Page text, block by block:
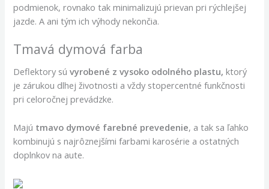
podmienok, rovnako tak minimalizujú prievan pri rýchlejšej
jazde. A ani tým ich výhody nekončia.
Tmavá dymová farba
Deflektory súvyrobené z vysoko odolného plastu, ktorý
je zárukou dlhej životnosti a vždy stopercentné funkčnosti
pri celoročnej prevádzke.
Majú tmavo dymové farebné prevedenie, a tak sa ľahko
kombinujú s najrôznejšími farbami karosérie a ostatných
doplnkov na aute.